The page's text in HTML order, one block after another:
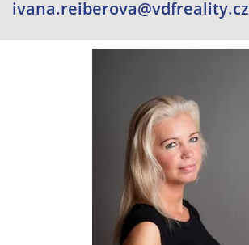
ivana.reiberova@vdfreality.cz